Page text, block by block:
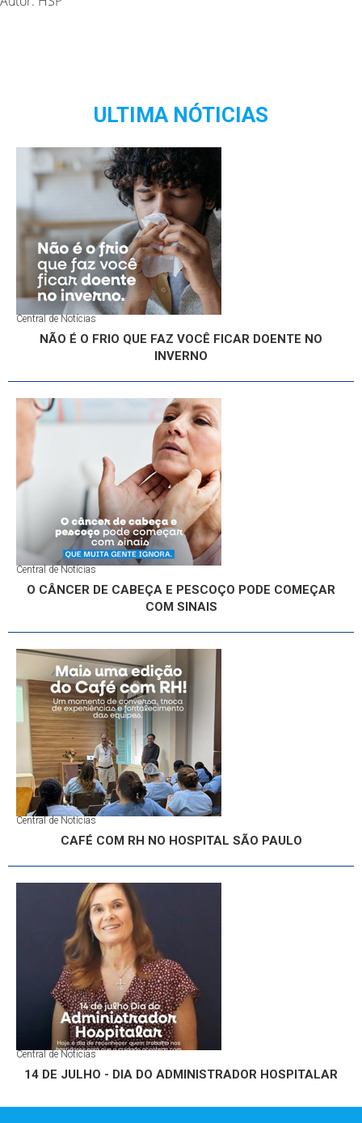
ULTIMA NÓTICIAS
Central de Notícias
NÃO É O FRIO QUE FAZ VOCÊ FICAR DOENTE NO
INVERNO
Central de Notícias
O CÂNCER DE CABEÇA E PESCOÇO PODE COMEÇAR
COM SINAIS
Central de Notícias
CAFÉ COM RH NO HOSPITAL SÃO PAULO
Central de Notícias
14 DE JULHO - DIA DO ADMINISTRADOR HOSPITALAR